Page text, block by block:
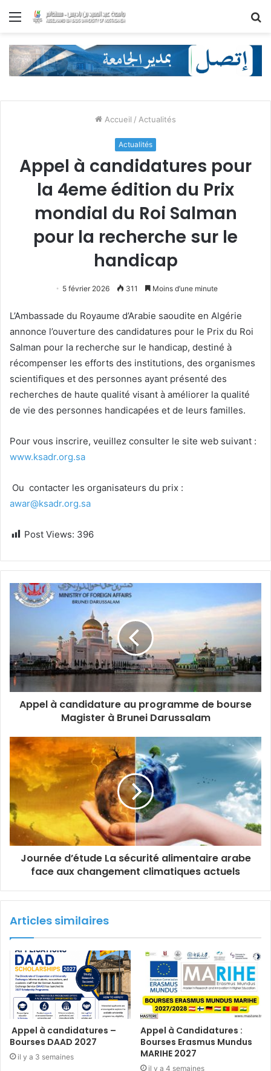
Menu
Accueil / Actualités
Actualités
Appel à candidatures pour
la 4eme édition du Prix
mondial du Roi Salman
pour la recherche sur le
handicap
5 février 2026 311 Moins d’une minute
L’Ambassade du Royaume d’Arabie saoudite en Algérie
annonce l’ouverture des candidatures pour le Prix du Roi
Salman pour la recherche sur le handicap, destiné à
récompenser les efforts des institutions, des organismes
scientifiques et des personnes ayant présenté des
recherches de haute qualité visant à améliorer la qualité
de vie des personnes handicapées et de leurs familles.
Pour vous inscrire, veuillez consulter le site web suivant :
www.ksadr.org.sa
Ou contacter les organisateurs du prix :
awar@ksadr.org.sa
Post Views: 396
Appel à candidature au programme de bourse
Magister à Brunei Darussalam
Journée d’étude La sécurité alimentaire arabe
face aux changement climatiques actuels
Articles similaires
Appel à candidatures –
Bourses DAAD 2027
il y a 3 semaines
Appel à Candidatures :
Bourses Erasmus Mundus
MARIHE 2027
il y a 4 semaines